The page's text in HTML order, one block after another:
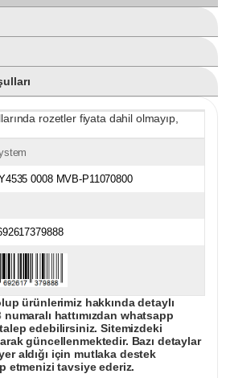
rozetler fiyata dahil olmayıp,
0008 MVB-P11070800
ürünlerimiz hakkında detaylı
numaralı hattımızdan whatsapp
edebilirsiniz. Sitemizdeki
güncellenmektedir. Bazı detaylar
aldığı için mutlaka destek
etmenizi tavsiye ederiz.